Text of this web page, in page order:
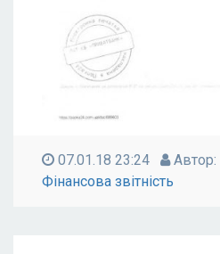
07.01.18 23:24 Автор:
Фінансова звітність